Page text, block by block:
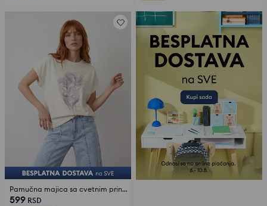
Pamučna majica sa cvetnim printom
599 RSD